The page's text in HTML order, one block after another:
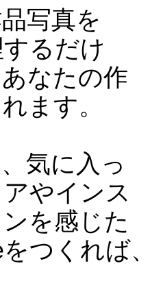
写真を
るだけ
なたの作
ます。
気に入っ
やインス
を感じた
つくれば